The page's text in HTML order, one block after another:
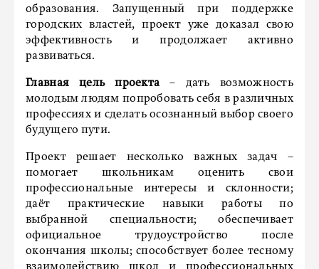
образования. Запущенный при поддержке
городских властей, проект уже доказал свою
эффективность и продолжает активно
развиваться.
Главная цель проекта – дать возможность
молодым людям попробовать себя в различных
профессиях и сделать осознанный выбор своего
будущего пути.
Проект решает несколько важных задач –
помогает школьникам оценить свои
профессиональные интересы и склонности;
даёт практические навыки работы по
выбранной специальности; обеспечивает
официальное трудоустройство после
окончания школы; способствует более тесному